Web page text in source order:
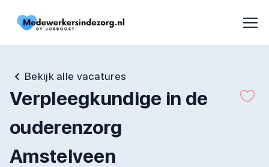
Bekijk alle vacatures
Verpleegkundige in de
ouderenzorg
Amstelveen